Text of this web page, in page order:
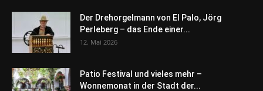
Der Drehorgelmann von El Palo, Jörg
Perleberg – das Ende einer...
12. Mai 2026
Patio Festival und vieles mehr –
Wonnemonat in der Stadt der...